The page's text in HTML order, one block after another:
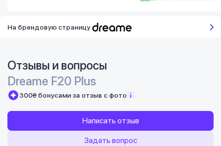
На брендовую страницу
Отзывы и вопросы
Dreame F20 Plus
300₴ бонусами за отзыв с фото
Написать отзыв
Задать вопрос